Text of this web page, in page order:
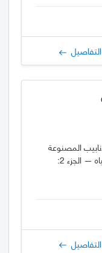
التفاصيل
المصنوعة
من الحديد اللدن لتطبيقات المياه — الجزء 2:
التفاصيل